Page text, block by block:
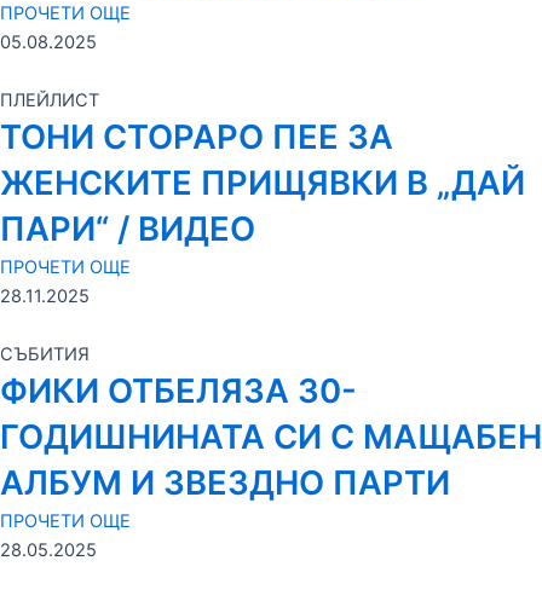
ПРОЧЕТИ ОЩЕ
05.08.2025
ПЛЕЙЛИСТ
ТОНИ СТОРАРО ПЕЕ ЗА
ЖЕНСКИТЕ ПРИЩЯВКИ В „ДАЙ
ПАРИ“ / ВИДЕО
ПРОЧЕТИ ОЩЕ
28.11.2025
СЪБИТИЯ
ФИКИ ОТБЕЛЯЗА 30-
ГОДИШНИНАТА СИ С МАЩАБЕН
АЛБУМ И ЗВЕЗДНО ПАРТИ
ПРОЧЕТИ ОЩЕ
28.05.2025